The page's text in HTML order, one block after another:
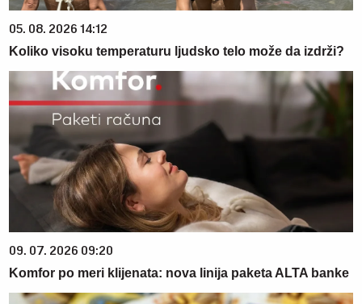
05. 08. 2026 14:12
Koliko visoku temperaturu ljudsko telo može da izdrži?
09. 07. 2026 09:20
Komfor po meri klijenata: nova linija paketa ALTA banke